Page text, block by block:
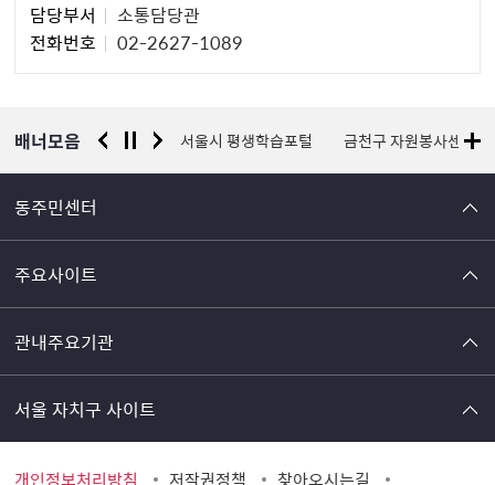
자
담당부서
소통담당관
전화번호
02-2627-1089
배너모음
경찰청 유실물 통합포털 서울시 평생학습포털 금천구 자원봉사센터
동주민센터
주요사이트
관내주요기관
서울 자치구 사이트
개인정보처리방침 저작권정책 찾아오시는길